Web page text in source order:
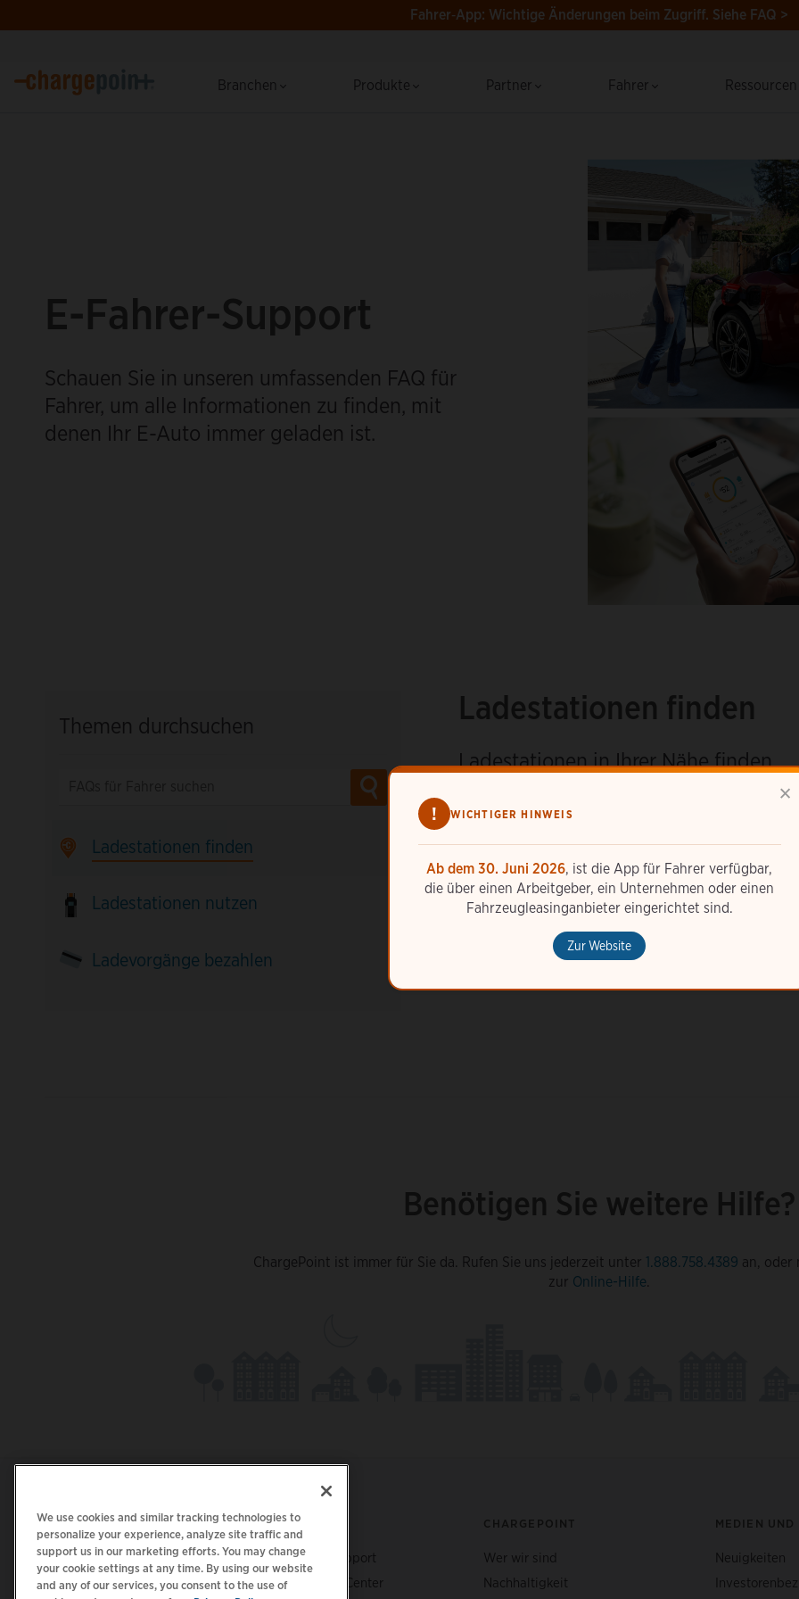
×
! WICHTIGER HINWEIS
Ab dem 30. Juni 2026, ist die App für Fahrer verfügbar,
die über einen Arbeitgeber, ein Unternehmen oder einen
Fahrzeugleasinganbieter eingerichtet sind.
Zur Website
Fahrer‑App: Wichtige Änderungen beim Zugriff. Siehe FAQ >
Branchen Produkte Partner Fahrer
E-Fahrer-Support
Schauen Sie in unseren umfassenden FAQ für
Fahrer, um alle Informationen zu finden, mit
denen Ihr E-Auto immer geladen ist.
Themen durchsuchen
Ladestationen finden
Ladestationen nutzen
Ladevorgänge bezahlen
Ladestationen finden
Ladestationen in Ihrer Nähe finden
Wie kann ich Ladestationen mit der ChargePoint-
Ist ChargePoint mit Android Auto kompatibel?
Wozu dienen die Kreise auf der Karte?
Was bedeuten die Farben und Stecknadeln auf
Benötigen Sie weitere Hilfe?
ChargePoint ist immer für Sie da. Rufen Sie uns jederzeit unter 1.888.758.4389 an, oder
zur Online-Hilfe.
Footer
LADEN SIE DIE APP HERUNTER SUPPORT
ChargePoint-Support
Fahrer-Support Center
CHARGEPOINT
Wer wir sind
Nachhaltigkeit
MEDIEN UND
Neuigkeiten
We use cookies and similar tracking technologies to
personalize your experience, analyze site traffic and
support us in our marketing efforts. You may change
your cookie settings at any time. By using our website
and any of our services, you consent to the use of